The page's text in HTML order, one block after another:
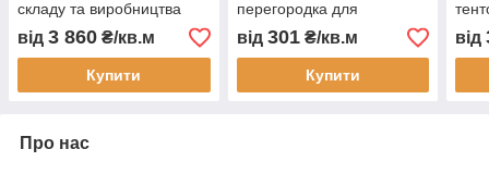
складу та виробництва
водонепроникна
зносостійка теплозахисна
завіса перегородка
від 3 860 ₴/кв.м
Купити
перегородка для
автомийки СТО складу
цеху водонепроникна
від 301₴/кв.м
Купити
ПВХ
від
Про нас